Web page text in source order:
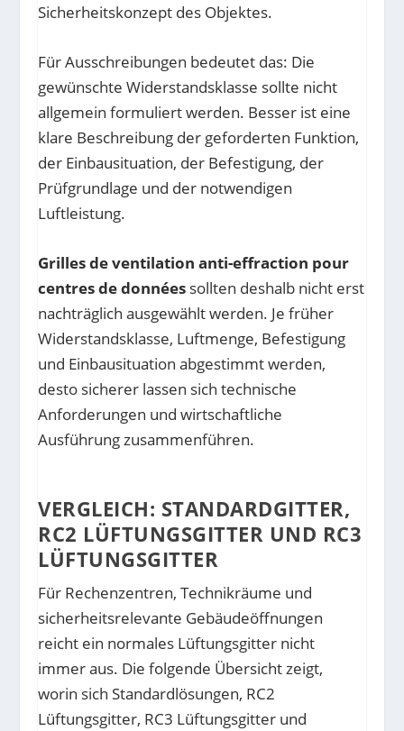
Sicherheitskonzept des Objektes.
Für Ausschreibungen bedeutet das: Die
gewünschte Widerstandsklasse sollte nicht
allgemein formuliert werden. Besser ist eine
klare Beschreibung der geforderten Funktion,
der Einbausituation, der Befestigung, der
Prüfgrundlage und der notwendigen
Luftleistung.
Grilles de ventilation anti-effraction pour
centres de données sollten deshalb nicht erst
nachträglich ausgewählt werden. Je früher
Widerstandsklasse, Luftmenge, Befestigung
und Einbausituation abgestimmt werden,
desto sicherer lassen sich technische
Anforderungen und wirtschaftliche
Ausführung zusammenführen.
VERGLEICH: STANDARDGITTER,
RC2 LÜFTUNGSGITTER UND RC3
LÜFTUNGSGITTER
Für Rechenzentren, Technikräume und
sicherheitsrelevante Gebäudeöffnungen
reicht ein normales Lüftungsgitter nicht
immer aus. Die folgende Übersicht zeigt,
worin sich Standardlösungen, RC2
Lüftungsgitter, RC3 Lüftungsgitter und